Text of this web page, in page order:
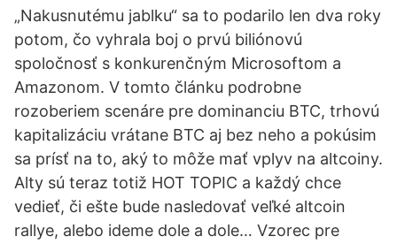
„Nakusnutému jablku“ sa to podarilo len dva roky
potom, čo vyhrala boj o prvú biliónovú
spoločnosť s konkurenčným Microsoftom a
Amazonom. V tomto článku podrobne
rozoberiem scenáre pre dominanciu BTC, trhovú
kapitalizáciu vrátane BTC aj bez neho a pokúsim
sa prísť na to, aký to môže mať vplyv na altcoiny.
Alty sú teraz totiž HOT TOPIC a každý chce
vedieť, či ešte bude nasledovať veľké altcoin
rallye, alebo ideme dole a dole… Vzorec pre